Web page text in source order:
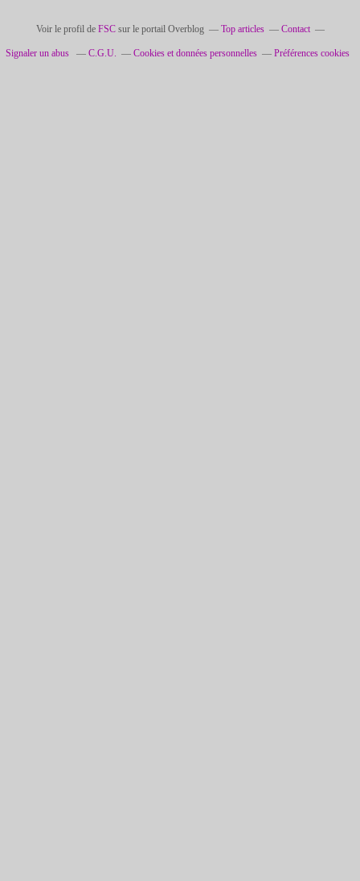
Voir le profil de FSCsur le portail Overblog Top articles Contact
Signaler un abus C.G.U. Cookies et données personnelles Préférences cookies